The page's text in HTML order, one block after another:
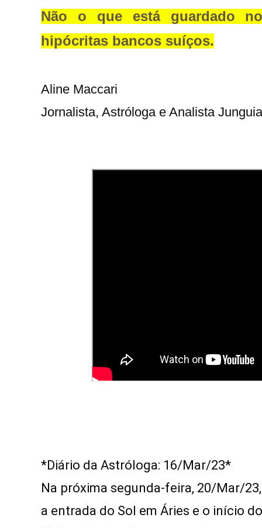
Não o que está guardado
hipócritas bancos suíços.
Aline Maccari
Jornalista, Astróloga e Analista
*Diário da Astróloga: 16/Mar/23*
Na próxima segunda-feira, 20/Mar/
a entrada do Sol em Áries e o início